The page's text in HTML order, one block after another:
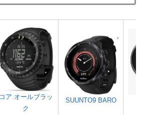
コア オールブラッ
ク
SUUNTO9 BARO